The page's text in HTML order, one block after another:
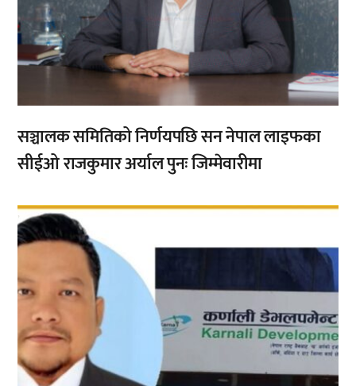
सञ्चालक समितिको निर्णयपछि सन नेपाल लाइफका
सीईओ राजकुमार अर्याल पुनः जिम्मेवारीमा
,